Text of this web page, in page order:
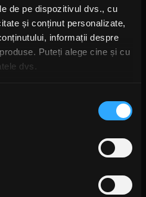
de pe dispozitivul dvs., cu
și conținut personalizate,
informații despre
Puteți alege cine și cu
dvs.
cu privire la locația dvs.
scanândul-l în mod
specifice (amprentare)
vă preferințele la
secțiunea
News
Malmsteen anunță
Hell or High Water și